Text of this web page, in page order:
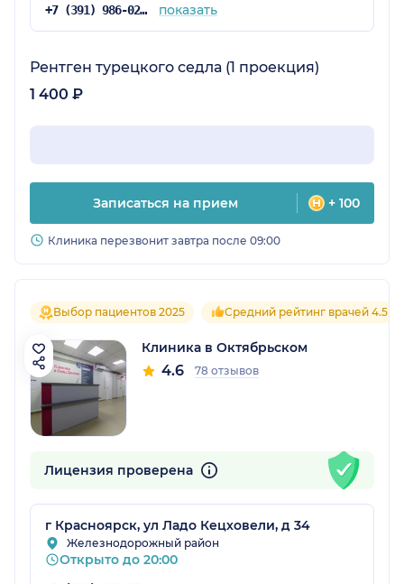
+7 (391) 986-02-13 показать
Рентген турецкого седла (1 проекция)
1 400 ₽
Записаться на прием + 100
Клиника перезвонит завтра после 09:00
Выбор пациентов 2025 Средний рейтинг врачей 4.5
Клиника в Октябрьском
4.6 78 отзывов
Лицензия проверена
г Красноярск, ул Ладо Кецховели, д 34
Железнодорожный район
Открыто до 20:00